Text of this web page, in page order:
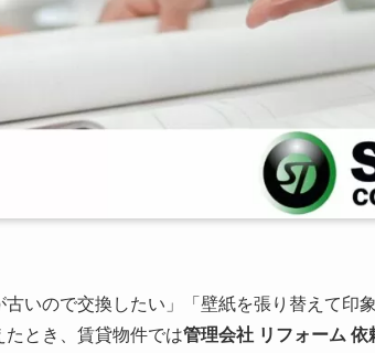
古いので交換したい」「壁紙を張り替えて
たとき、賃貸物件では管理会社 リフォーム 依